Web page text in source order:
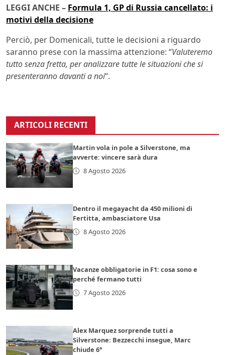
LEGGI ANCHE – Formula 1, GP di Russia cancellato: i
motivi della decisione
Perciò, per Domenicali, tutte le decisioni a riguardo
saranno prese con la massima attenzione: “Valuteremo
tutto senza fretta, per analizzare tutte le situazioni che si
presenteranno davanti a noi“.
ARTICOLI RECENTI
Martin vola in pole a Silverstone, ma
avverte: vincere sarà dura
8 Agosto 2026
Dentro il megayacht da 450 milioni di
Fertitta, ambasciatore Usa
8 Agosto 2026
Vacanze obbligatorie in F1: cosa sono e
perché fermano tutti
7 Agosto 2026
Alex Marquez sorprende tutti a
Silverstone: Bezzecchi insegue, Marc
chiude 6°